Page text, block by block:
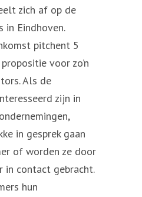
zich af op de
in Eindhoven.
pitchent 5
voor zo’n
Als de
zijn in
in gesprek gaan
of worden ze door
in contact gebracht.
hun